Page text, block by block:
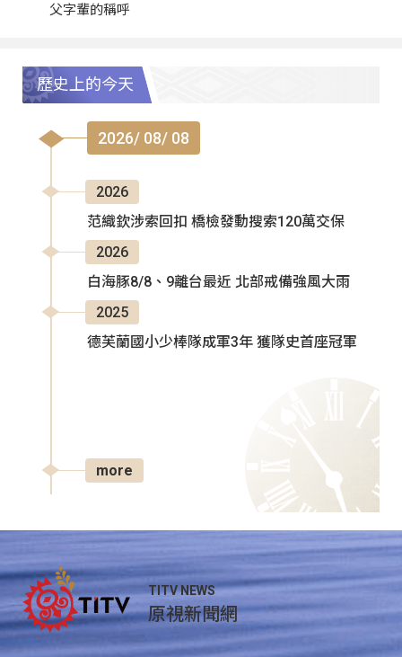
父字輩的稱呼
歷史上的今天
2026/ 08/ 08
2026
范織欽涉索回扣 橋檢發動搜索120萬交保
2026
白海豚8/8、9離台最近 北部戒備強風大雨
2025
德芙蘭國小少棒隊成軍3年 獲隊史首座冠軍
more
TITV NEWS
原視新聞網